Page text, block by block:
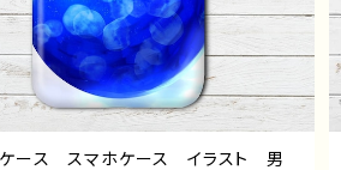
ース スマホケース イラスト 男